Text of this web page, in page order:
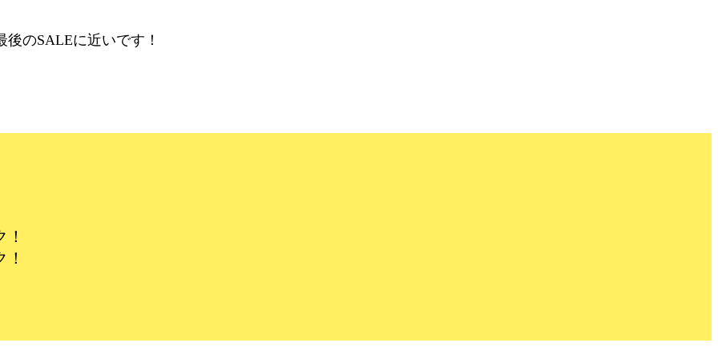
のSALEに近いです！